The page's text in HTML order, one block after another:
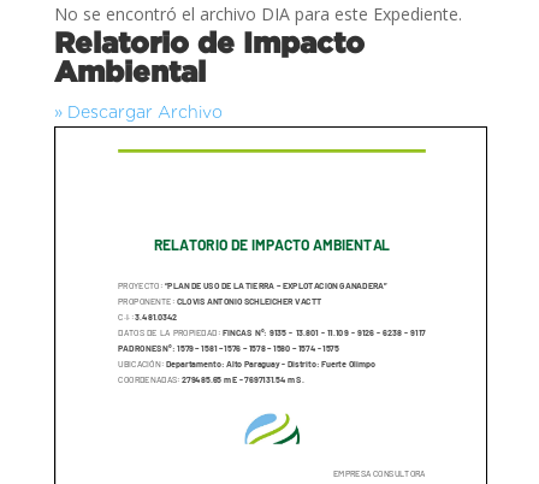
No se encontró el archivo DIA para este Expediente.
Relatorio de Impacto
Ambiental
» Descargar Archivo